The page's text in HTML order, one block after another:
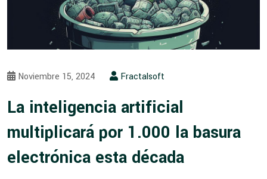
Noviembre 15, 2024 Fractalsoft
La inteligencia artificial
multiplicará por 1.000 la basura
electrónica esta década